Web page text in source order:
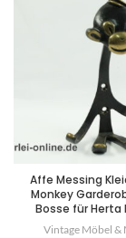
Affe Messing
Monkey
Bosse für Herta
Vintage Möbel &